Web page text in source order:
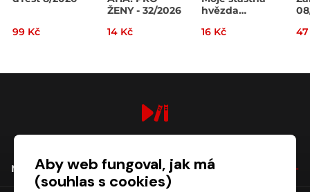
99 Kč
ŽENY - 32/2026
14 Kč
hvězda
16 Kč
NÁKUPAby web fungoval, jak má
(souhlas s cookies)